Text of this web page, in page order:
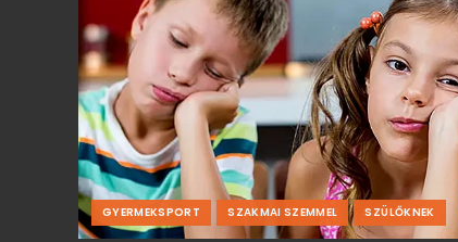
GYERMEKSPORT SZAKMAI SZEMMEL SZÜLŐKNEK